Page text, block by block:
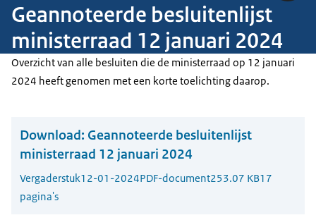
Geannoteerde besluitenlijst
ministerraad 12 januari 2024
Overzicht van alle besluiten die de ministerraad op 12 januari
2024 heeft genomen met een korte toelichting daarop.
Download: Geannoteerde besluitenlijst
ministerraad 12 januari 2024
Vergaderstuk12-01-2024PDF-document253.07 KB17
pagina's